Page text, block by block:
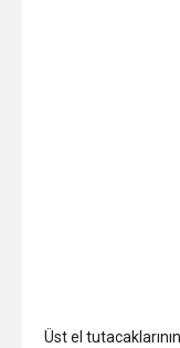
Üst el